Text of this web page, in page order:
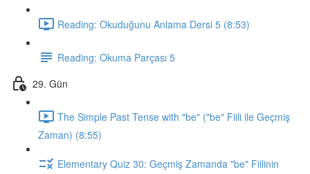
Reading: Okuduğunu Anlama Dersi 5 (8:53)
Reading: Okuma Parçası 5
29. Gün
The Simple Past Tense with "be" ("be" Fiili ile Geçmiş
Zaman) (8:55)
Elementary Quiz 30: Geçmiş Zamanda "be" Fiilinin